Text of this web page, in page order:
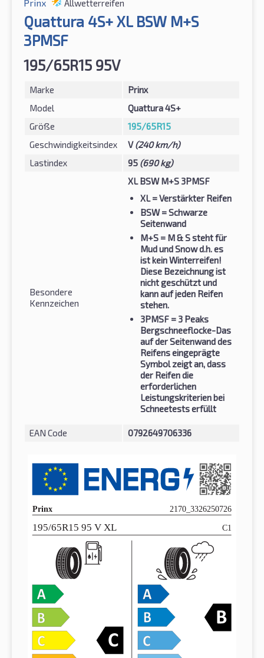
Prinx Allwetterreifen
Quattura 4S+ XL BSW M+S
3PMSF
195/65R15 95V
Marke
Prinx
Model
Quattura 4S+
Größe
195/65R15
Geschwindigkeitsindex
V(240 km/h)
Lastindex
95 (690 kg)
Besondere
Kennzeichen
XL BSW M+S 3PMSF
XL= Verstärkter Reifen
BSW= Schwarze
Seitenwand
M+S = M & S steht für
Mud und Snow d.h. es
ist kein Winterreifen!
Diese Bezeichnung ist
nicht geschützt und
kann auf jeden Reifen
stehen.
3PMSF = 3 Peaks
Bergschneeflocke-Das
auf der Seitenwand des
Reifens eingeprägte
Symbol zeigt an, dass
der Reifen die
erforderlichen
Leistungskriterien bei
Schneetests erfüllt
EAN Code 0792649706336